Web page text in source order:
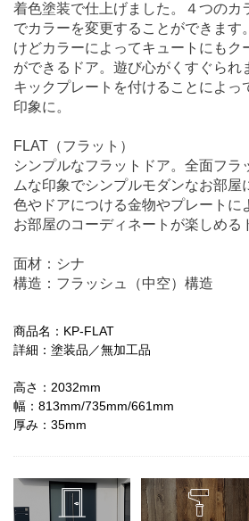
着色塗装で仕上げました。４つのカ
でカラーを変更することができます
けどカラーによってキュートにもク
ができるドア。遊び心がくすぐられ
キックプレートを付けることによっ
印象に。
FLAT（フラット）
シンプルなフラットドア。全面フラ
ムな印象でシンプルモダンなお部屋
色やドアにつける金物やプレートに
お部屋のコーディネートが楽しめる
面材：シナ
構造：フラッシュ（中空）構造
商品名：KP-FLAT
詳細：塗装品／無加工品
高さ：2032mm
幅：813mm/735mm/661mm
厚み：35mm